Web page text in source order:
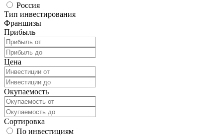
Россия
Тип инвестирования
Франшизы
Прибыль
Цена
Окупаемость
Сортировка
По инвестициям